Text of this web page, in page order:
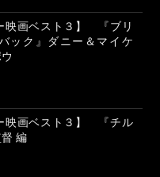
映画ベスト３】 『ブリ
ック』ダニー＆マイケ
映画ベスト３】 『チル
督 編